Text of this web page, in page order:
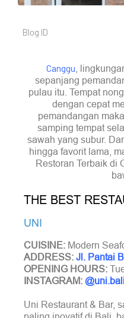
Blog ID
Canggu ,
sepanjang
pulau itu. Tempat
dengan cepat
pemandangan
samping tempat
sawah yang subur.
hingga favorit lama,
Restoran Terbaik di
THE BEST
UNI
CUISINE: Modern
ADDRESS: Jl. Pantai
OPENING HOURS:
INSTAGRAM:
Uni Restaurant & Bar,